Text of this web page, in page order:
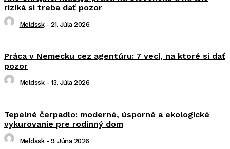
riziká si treba dať pozor
Meldssk - 21. Júla 2026
Práca v Nemecku cez agentúru: 7 vecí, na ktoré si dať
pozor
Meldssk - 13. Júla 2026
Tepelné čerpadlo: moderné, úsporné a ekologické
vykurovanie pre rodinný dom
Meldssk - 9. Júna 2026